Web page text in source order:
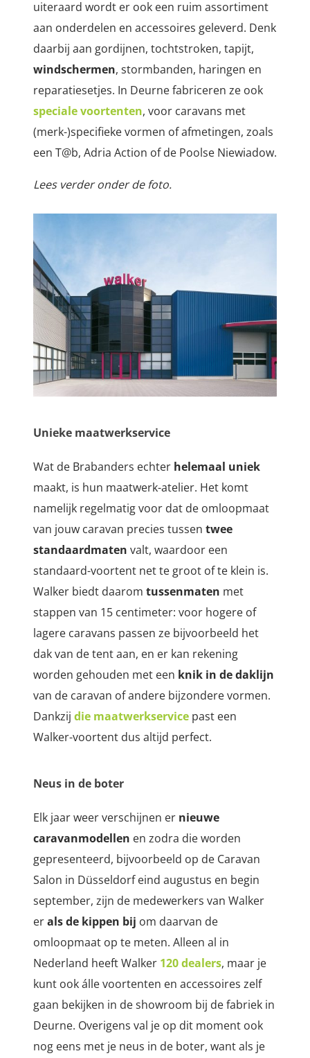
uiteraard wordt er ook een ruim assortiment
aan onderdelen en accessoires geleverd. Denk
daarbij aan gordijnen, tochtstroken, tapijt,
windschermen, stormbanden, haringen en
reparatiesetjes. In Deurne fabriceren ze ook
speciale voortenten, voor caravans met
(merk-)specifieke vormen of afmetingen, zoals
een T@b, Adria Action of de Poolse Niewiadow.
Lees verder onder de foto.
Unieke maatwerkservice
Wat de Brabanders echter helemaal uniek
maakt, is hun maatwerk-atelier. Het komt
namelijk regelmatig voor dat de omloopmaat
van jouw caravan precies tussen twee
standaardmaten valt, waardoor een
standaard-voortent net te groot of te klein is.
Walker biedt daarom tussenmaten met
stappen van 15 centimeter: voor hogere of
lagere caravans passen ze bijvoorbeeld het
dak van de tent aan, en er kan rekening
worden gehouden met een knik in de daklijn
van de caravan of andere bijzondere vormen.
Dankzij die maatwerkservice past een
Walker-voortent dus altijd perfect.
Neus in de boter
Elk jaar weer verschijnen er nieuwe
caravanmodellen en zodra die worden
gepresenteerd, bijvoorbeeld op de Caravan
Salon in Düsseldorf eind augustus en begin
september, zijn de medewerkers van Walker
erals de kippen bij om daarvan de
omloopmaat op te meten. Alleen al in
Nederland heeft Walker 120 dealers, maar je
kunt ook álle voortenten en accessoires zelf
gaan bekijken in de showroom bij de fabriek in
Deurne. Overigens val je op dit moment ook
nog eens met je neus in de boter, want als je